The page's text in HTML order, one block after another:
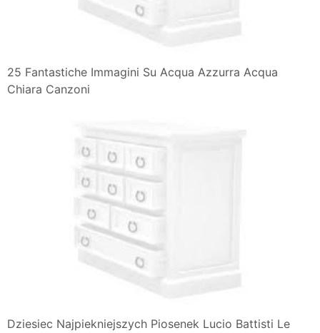
25 Fantastiche Immagini Su Acqua Azzurra Acqua
Chiara Canzoni
Dziesiec Najpiekniejszych Piosenek Lucio Battisti Le